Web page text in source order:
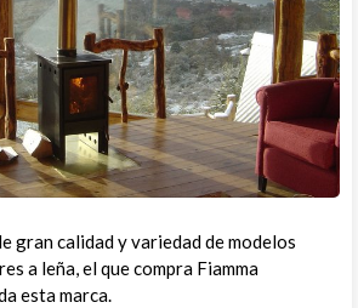
gran calidad y variedad de modelos
a leña, el que compra Fiamma
esta marca.